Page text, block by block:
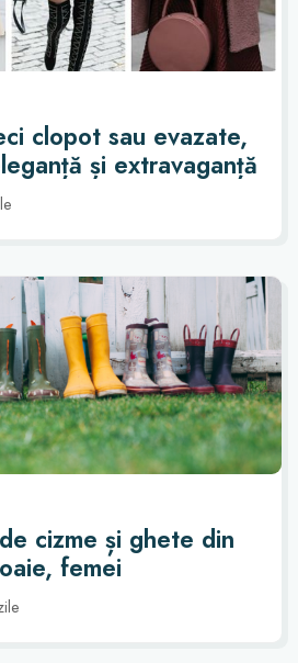
clopot sau evazate,
și extravaganță
cizme și ghete din
femei